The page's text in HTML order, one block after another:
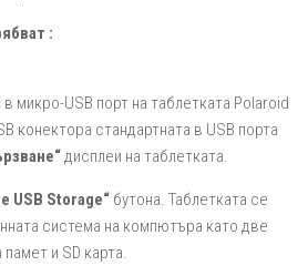
:
микро-USB порт на таблетката Polaroid
конектора стандартната в USB порта
дисплеи на таблетката.
USB Storage“ бутона. Таблетката се
система на компютъра като две
и SD карта.